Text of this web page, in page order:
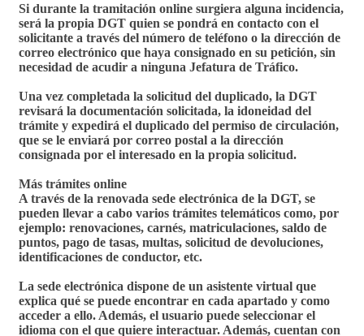
Si durante la tramitación online surgiera alguna incidencia,
será la propia DGT quien se pondrá en contacto con el
solicitante a través del número de teléfono o la dirección de
correo electrónico que haya consignado en su petición, sin
necesidad de acudir a ninguna Jefatura de Tráfico.
Una vez completada la solicitud del duplicado, la DGT
revisará la documentación solicitada, la idoneidad del
trámite y expedirá el duplicado del permiso de circulación,
que se le enviará por correo postal a la dirección
consignada por el interesado en la propia solicitud.
Más trámites online
A través de la renovada sede electrónica de la DGT, se
pueden llevar a cabo varios trámites telemáticos como, por
ejemplo: renovaciones, carnés, matriculaciones, saldo de
puntos, pago de tasas, multas, solicitud de devoluciones,
identificaciones de conductor, etc.
La sede electrónica dispone de un asistente virtual que
explica qué se puede encontrar en cada apartado y como
acceder a ello. Además, el usuario puede seleccionar el
idioma con el que quiere interactuar. Además, cuentan con